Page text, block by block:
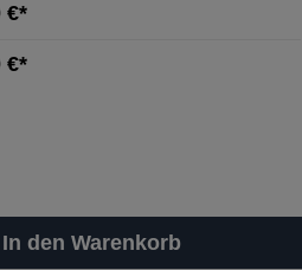
€*
€*
In den Warenkorb